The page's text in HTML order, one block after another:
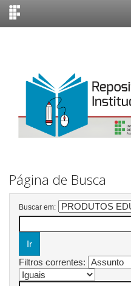
Página de Busca
Buscar em:
Filtros correntes: